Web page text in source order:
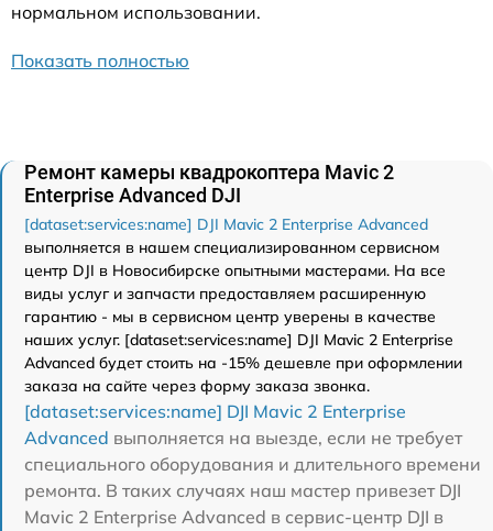
нормальном использовании.
Показать полностью
Ремонт камеры квадрокоптера Mavic 2
Enterprise Advanced DJI
[dataset:services:name] DJI Mavic 2 Enterprise Advanced
выполняется в нашем специализированном сервисном
центр DJI в Новосибирске опытными мастерами. На все
виды услуг и запчасти предоставляем расширенную
гарантию - мы в сервисном центр уверены в качестве
наших услуг. [dataset:services:name] DJI Mavic 2 Enterprise
Advanced будет стоить на -15% дешевле при оформлении
заказа на сайте через форму заказа звонка.
[dataset:services:name] DJI Mavic 2 Enterprise
Advanced выполняется на выезде, если не требует
специального оборудования и длительного времени
ремонта. В таких случаях наш мастер привезет DJI
Mavic 2 Enterprise Advanced в сервис-центр DJI в